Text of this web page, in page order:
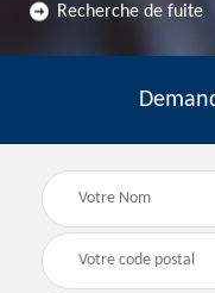
Recherche de fuite